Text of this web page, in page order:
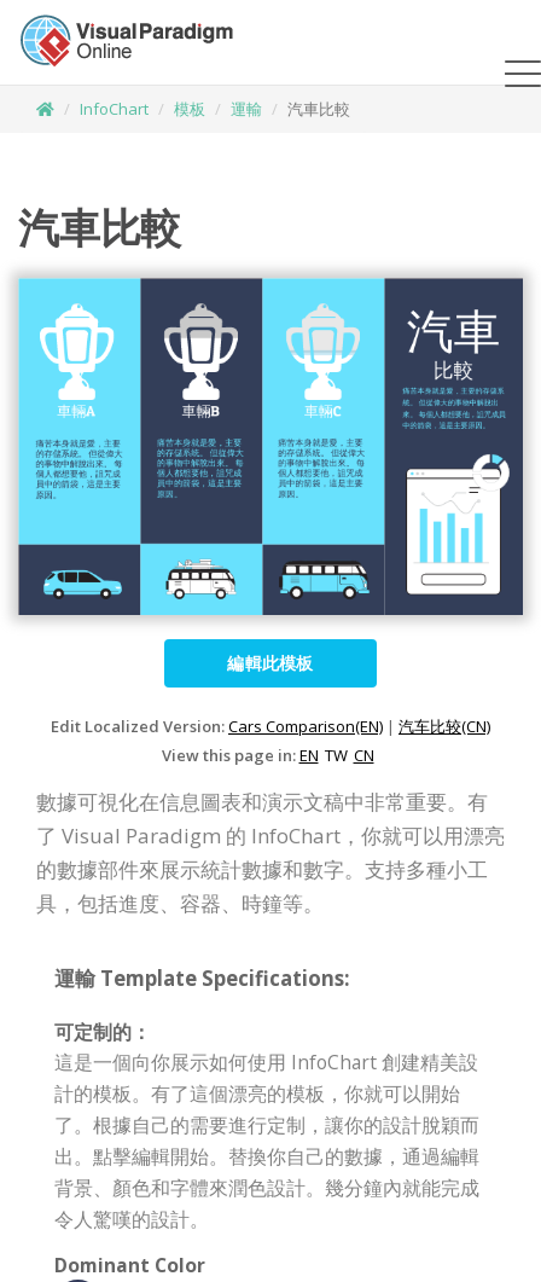
InfoChart 模板 運輸 汽車比較
汽車比較
編輯此模板
Edit Localized Version:Cars Comparison(EN) | 汽车比较(CN)
View this page in:EN TW CN
數據可視化在信息圖表和演示文稿中非常重要。有
了 Visual Paradigm 的 InfoChart，你就可以用漂亮
的數據部件來展示統計數據和數字。支持多種小工
具，包括進度、容器、時鐘等。
運輸 Template Specifications:
可定制的：
這是一個向你展示如何使用 InfoChart 創建精美設
計的模板。有了這個漂亮的模板，你就可以開始
了。根據自己的需要進行定制，讓你的設計脫穎而
出。點擊編輯開始。替換你自己的數據，通過編輯
背景、顏色和字體來潤色設計。幾分鐘內就能完成
令人驚嘆的設計。
Dominant Color